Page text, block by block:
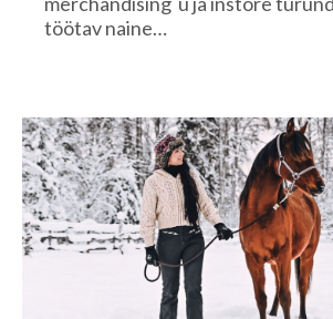
töötav naine…